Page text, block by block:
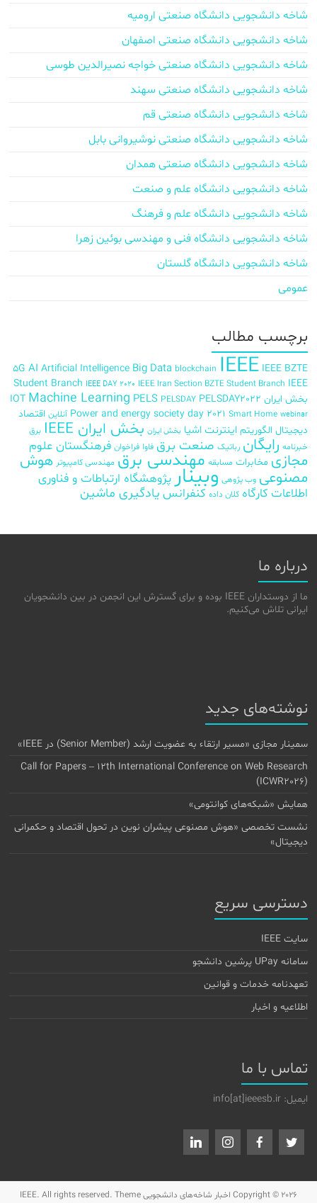
شاخه دانشجویی دانشگاه صنعتی ارومیه
شاخه دانشجویی دانشگاه صنعتی اصفهان
شاخه دانشجویی دانشگاه صنعتی خواجه نصیرالدین طوسی
شاخه دانشجویی دانشگاه صنعتی سهند
شاخه دانشجویی دانشگاه صنعتی قم
شاخه دانشجویی دانشگاه صنعتی نوشیروانی بابل
شاخه دانشجویی دانشگاه صنعتی همدان
شاخه دانشجویی دانشگاه علم و صنعت
شاخه دانشجویی دانشگاه علم و فرهنگ
شاخه دانشجویی دانشگاه فنی و مهندسی بوئین زهرا
شاخه دانشجویی دانشگاه گلستان
عمومی
برچسب‌ مطالب
5G AI Artificial Intelligence Big Data blockchain IEEE IEEE BZTE
Student Branch IEEE DAY 2020 IEEE Iran Section BZTE Student Branch IEEE
بخش ایران
IOT Machine Learning PELS PELSDAY PELSDAY2022
Power and energy society day 2021 Smart Home webinar آنلاین اقتصاد
دیجیتال الگوریتم اینترنت اشیا بخش ایران بخش ایران IEEE
برق
خبرنامه رایگان رباتیک صنعت برق فاوا فراخوان فرهنگستان علوم
مجازی مخابرات مسابقه مهندسی برق مهندسی کامپیوتر هوش
مصنوعی وب پژوهی وبینارپژوهشگاه ارتباطات و فناوری
اطلاعات کارگاه کلان داده کنفرانس یادگیری ماشین
درباره ما
ما از دوستداران IEEE بوده و برای گسترش این انجمن در بین دانشجویان
ایرانی تلاش می‌کنیم.
نوشته‌های جدید
سمینار مجازی «مسیر ارتقاء به عضویت ارشد (Senior Member) در IEEE»
Call for Papers – 12th International Conference on Web Research
(ICWR2026)
همایش «شبکه‌های کوانتومی»
نشست تخصصی «هوش مصنوعی پیشران نوین در تحول اقتصاد و حکمرانی
دیجیتال»
دسترسی سریع
سایت IEEE
سامانه UPay پرشین دانشجو
تعهدنامه خدمات و قوانین
اطلاعیه و اخبار
تماس با ما
ایمیل: info[at]ieeesb.ir
Copyright © 2026 اخبار شاخه‌های دانشجویی IEEE. All rights reserved. Theme